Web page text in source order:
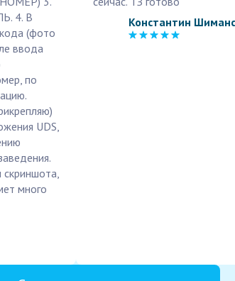
4. В
(фото
ввода
по
UDS,
скриншота,
много
Константин